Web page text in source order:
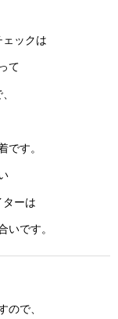
ェックは
て
です。
ーは
いです。
ので、